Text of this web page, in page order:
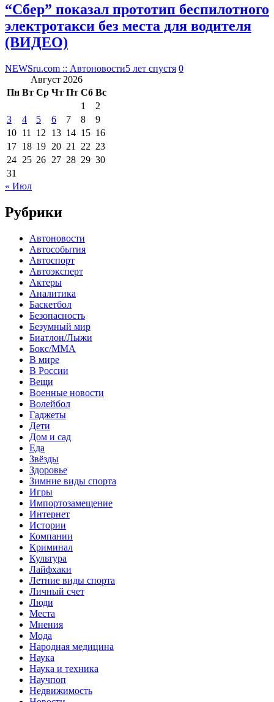
“Сбер” показал прототип беспилотного
электротакси без места для водителя
(ВИДЕО)
NEWSru.com :: Автоновости5 лет спустя 0
Август 2026
Пн Вт Ср Чт Пт Сб Вс
1
2
3
4 5 6 7 8
9
10 11 12 13 14 15 16
17 18 19 20 21 22 23
24 25 26 27 28 29 30
31
« Июл
Рубрики
Автоновости
Автособытия
Автоспорт
Автоэксперт
Актеры
Аналитика
Баскетбол
Безопасность
Безумный мир
Биатлон/Лыжи
Бокс/MMA
В мире
В России
Вещи
Военные новости
Волейбол
Гаджеты
Дети
Дом и сад
Еда
Звёзды
Здоровье
Зимние виды спорта
Игры
Импортозамещение
Интернет
Истории
Компании
Криминал
Культура
Лайфхаки
Летние виды спорта
Личный счет
Люди
Места
Мнения
Мода
Народная медицина
Наука
Наука и техника
Научпоп
Недвижимость